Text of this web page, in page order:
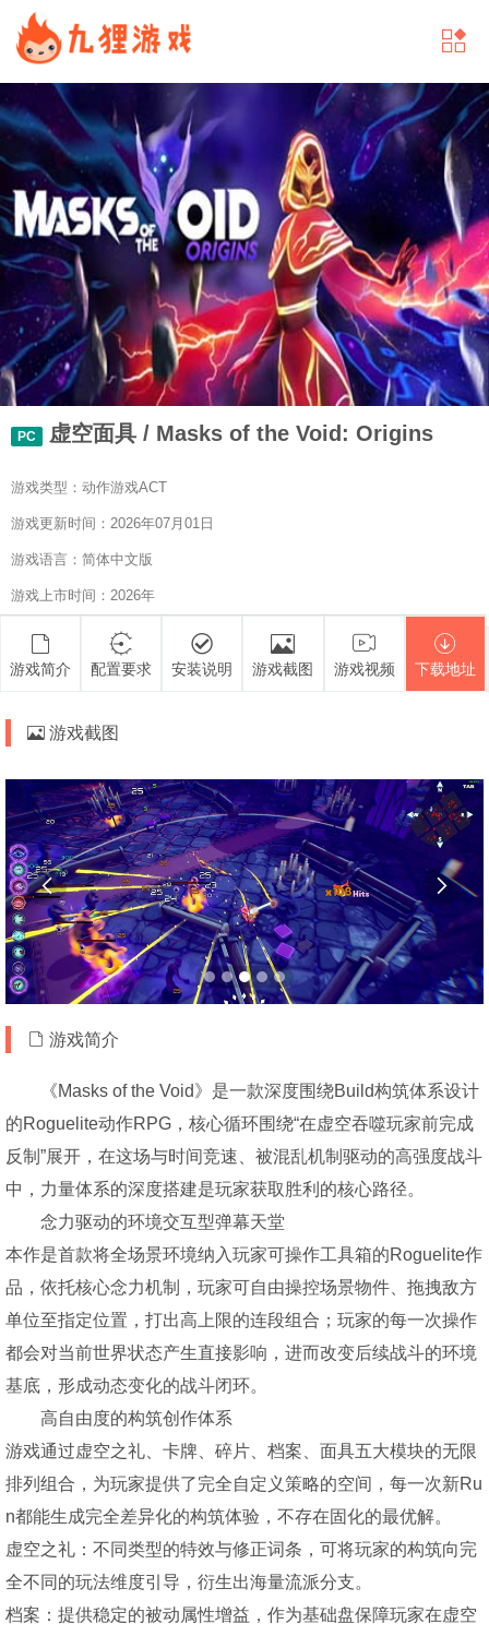
PC 虚空面具 / Masks of the Void: Origins
游戏类型：动作游戏ACT
游戏更新时间：2026年07月01日
游戏语言：简体中文版
游戏上市时间：2026年
游戏简介 配置要求 安装说明 游戏截图 游戏视频 下载地址
游戏截图
 
游戏简介
《Masks of the Void》是一款深度围绕Build构筑体系设计
的Roguelite动作RPG，核心循环围绕“在虚空吞噬玩家前完成
反制”展开，在这场与时间竞速、被混乱机制驱动的高强度战斗
中，力量体系的深度搭建是玩家获取胜利的核心路径。
念力驱动的环境交互型弹幕天堂
本作是首款将全场景环境纳入玩家可操作工具箱的Roguelite作
品，依托核心念力机制，玩家可自由操控场景物件、拖拽敌方
单位至指定位置，打出高上限的连段组合；玩家的每一次操作
都会对当前世界状态产生直接影响，进而改变后续战斗的环境
基底，形成动态变化的战斗闭环。
高自由度的构筑创作体系
游戏通过虚空之礼、卡牌、碎片、档案、面具五大模块的无限
排列组合，为玩家提供了完全自定义策略的空间，每一次新Ru
n都能生成完全差异化的构筑体验，不存在固化的最优解。
虚空之礼：不同类型的特效与修正词条，可将玩家的构筑向完
全不同的玩法维度引导，衍生出海量流派分支。
档案：提供稳定的被动属性增益，作为基础盘保障玩家在虚空